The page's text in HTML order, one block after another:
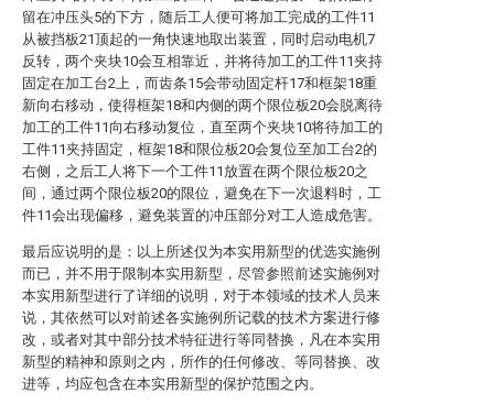
留在冲压头5的下方，随后工人便可将加工完成的工件11
从被挡板21顶起的一角快速地取出装置，同时启动电机7
反转，两个夹块10会互相靠近，并将待加工的工件11夹持
固定在加工台2上，而齿条15会带动固定杆17和框架18重
新向右移动，使得框架18和内侧的两个限位板20会脱离待
加工的工件11向右移动复位，直至两个夹块10将待加工的
工件11夹持固定，框架18和限位板20会复位至加工台2的
右侧，之后工人将下一个工件11放置在两个限位板20之
间，通过两个限位板20的限位，避免在下一次退料时，工
件11会出现偏移，避免装置的冲压部分对工人造成危害。
最后应说明的是：以上所述仅为本实用新型的优选实施例
而已，并不用于限制本实用新型，尽管参照前述实施例对
本实用新型进行了详细的说明，对于本领域的技术人员来
说，其依然可以对前述各实施例所记载的技术方案进行修
改，或者对其中部分技术特征进行等同替换，凡在本实用
新型的精神和原则之内，所作的任何修改、等同替换、改
进等，均应包含在本实用新型的保护范围之内。